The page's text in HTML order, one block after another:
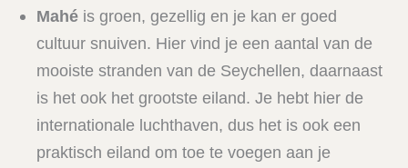
Mahé is groen, gezellig en je kan er goed
cultuur snuiven. Hier vind je een aantal van de
mooiste stranden van de Seychellen, daarnaast
is het ook het grootste eiland. Je hebt hier de
internationale luchthaven, dus het is ook een
praktisch eiland om toe te voegen aan je